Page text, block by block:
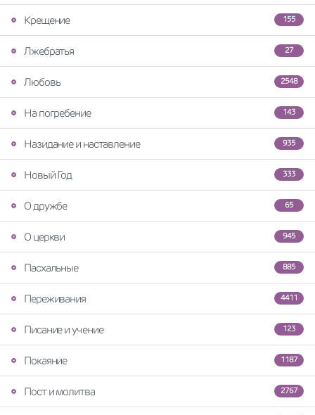
155
Крещение
27
Лжебратья
2548
Любовь
143
На погребение
935
Назидание и наставление
333
Новый Год
65
О дружбе
945
О церкви
885
Пасхальные
4411
Переживания
123
Писание и учение
1187
Покаяние
2767
Пост и молитва